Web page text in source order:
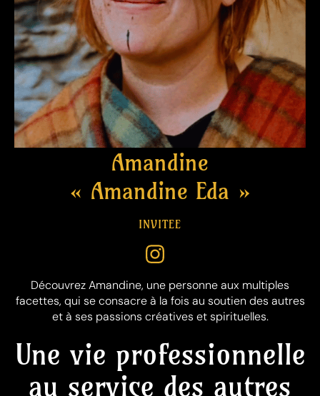
Amandine
« Amandine Eda »
INVITEE
Découvrez Amandine, une personne aux multiples
facettes, qui se consacre à la fois au soutien des autres
et à ses passions créatives et spirituelles.
Une vie professionnelle
au service des autres